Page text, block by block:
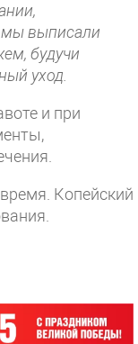
мы выписали
будучи
уход.
и при
Копейский